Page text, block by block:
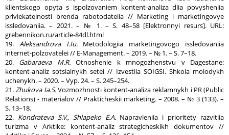
klientskogo opyta s ispolzovaniem kontent-analiza dlia povysheniia
privlekatelnosti brenda rabotodatelia // Marketing i marketingovye
issledovaniia. – 2021. – № 1. – S. 48–58 [Elektronnyi resurs]. URL:
grebennikon.ru/article-84dl.html
19. Aleksandrova I.Iu.Metodologiia marketingovogo issledovaniia
internet-polzovatelei // E-Management. – 2019. – № 1. – S. 7–18.
20. Gabaraeva M.R.Otnoshenie k mnogozhenstvu v Dagestane:
kontent-analiz sotsialnykh setei // Izvestiia SOIGSI. Shkola molodykh
uchenykh. – 2020. – Vyp. 24. – S. 245–254.
21. Zhukova Ia.S.Vozmozhnosti kontent-analiza reklamnykh i PR (Public
Relations) - materialov // Prakticheskii marketing. – 2008. – № 3 (133). –
S. 13–18.
22. Kondrateva S.V., Shlapeko E.A.Napravleniia i prioritety razvitiia
turizma v Arktike: kontent-analiz strategicheskikh dokumentov //